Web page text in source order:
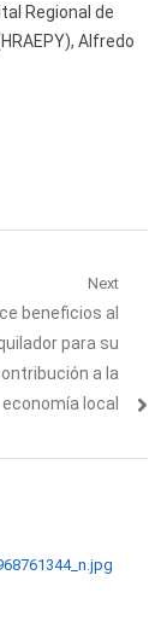
Regional de
Alfredo
Next
beneficios al
para su
a la
economía local